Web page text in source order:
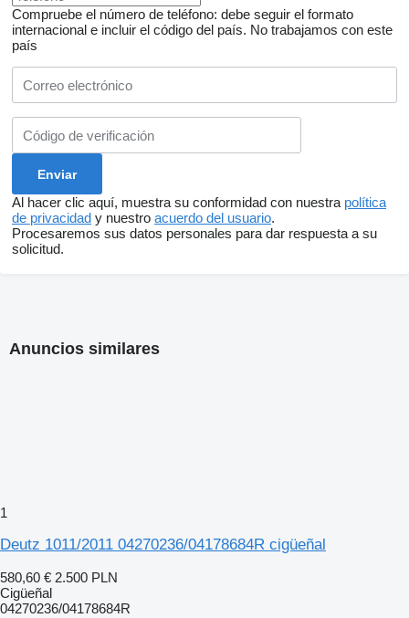
Compruebe el número de teléfono: debe seguir el formato
internacional e incluir el código del país. No trabajamos con este
país
Al hacer clic aquí, muestra su conformidad con nuestra política
de privacidad y nuestro acuerdo del usuario.
Procesaremos sus datos personales para dar respuesta a su
solicitud.
Anuncios similares
1
Deutz 1011/2011 04270236/04178684R cigüeñal
580,60 € 2.500 PLN
Cigüeñal
04270236/04178684R